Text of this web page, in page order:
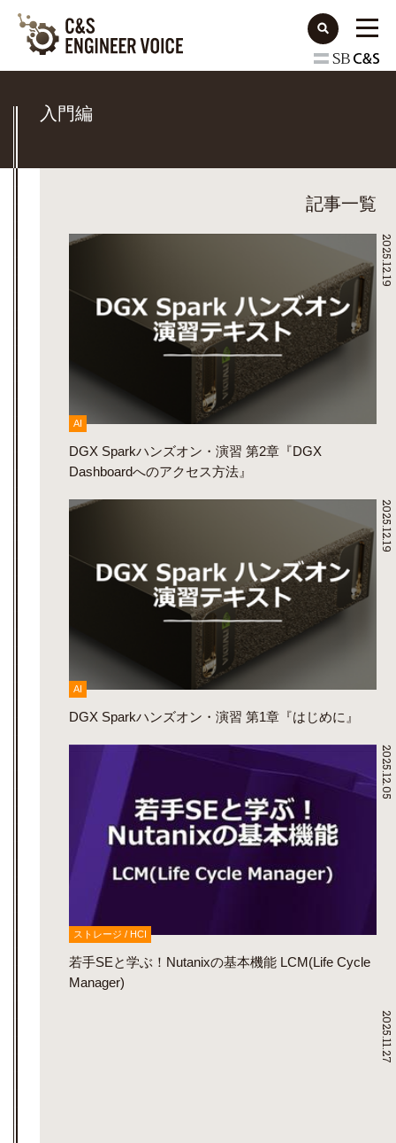
入門編
記事一覧
2025.12.19
AI
DGX Sparkハンズオン・演習 第2章『DGX
Dashboardへのアクセス方法』
2025.12.19
AI
DGX Sparkハンズオン・演習 第1章『はじめに』
2025.12.05
ストレージ / HCI
若手SEと学ぶ！Nutanixの基本機能 LCM(Life Cycle
Manager)
2025.11.27